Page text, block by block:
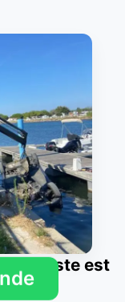
est